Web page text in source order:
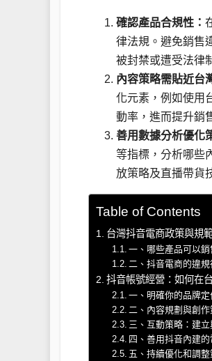
確認產品合規性：
律法規。避免銷售
被封禁或遭受法律
內容策略需貼近台
化元素，例如使用
動率，進而提升銷
善用數據分析優化
等指標，分析哪些
放策略及直播帶貨
Table of Contents
台灣抖音電商政策與規
一、哪些產品可以
二、抖音電商的違
抖音帳號經營：如何在
一、明確你的品牌
二、內容規劃與創
三、互動策略：建
四、善用抖音內建
五、持續優化和調整